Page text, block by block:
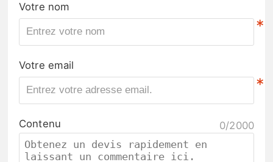
Votre nom
*
Votre email
*
Contenu 0/2000